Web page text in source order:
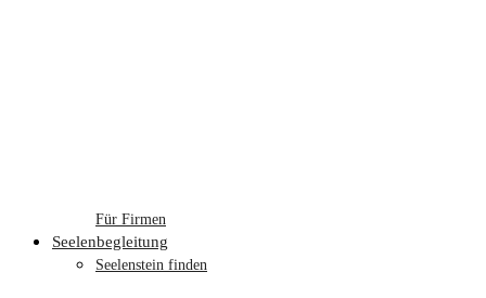
Für Firmen
Seelenbegleitung
Seelenstein finden